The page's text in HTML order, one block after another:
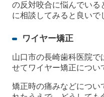
の反対咬合に悩んでいる
に相談してみると良いで
ワイヤー矯正
山口市の長崎歯科医院で
せてワイヤー矯正につい
矯正時の痛みなどについ